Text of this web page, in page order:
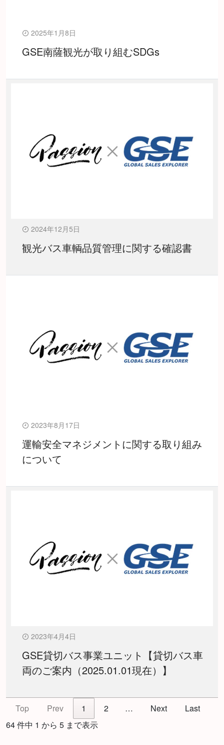
2025年1月8日
GSE南薩観光が取り組むSDGs
2024年12月5日
観光バス車輌品質管理に関する確認書
2023年8月17日
運輸安全マネジメントに関する取り組み
について
2023年4月4日
GSE貸切バス事業ユニット【貸切バス車
両のご案内（2025.01.01現在）】
Top Prev 1 2 … Next
Last
64 件中 1 から 5 まで表示